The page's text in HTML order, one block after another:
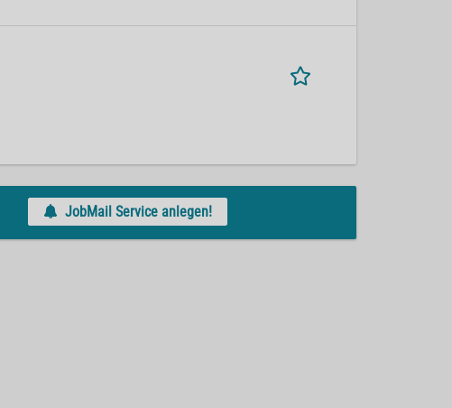
JobMail Service anlegen!